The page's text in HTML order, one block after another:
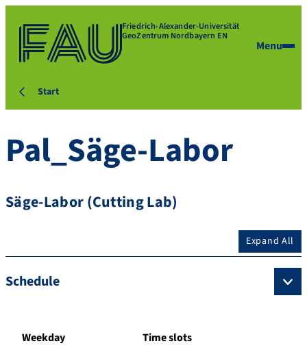
Friedrich-Alexander-Universität
GeoZentrum Nordbayern EN
Menu
Start
Pal_Säge-Labor
Säge-Labor (Cutting Lab)
Expand All
Schedule
Weekday Time slots